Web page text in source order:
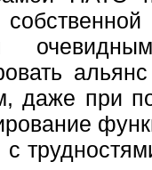
даже при
с